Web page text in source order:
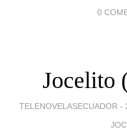
0
Jocelito
TELENOVELASECUADOR -